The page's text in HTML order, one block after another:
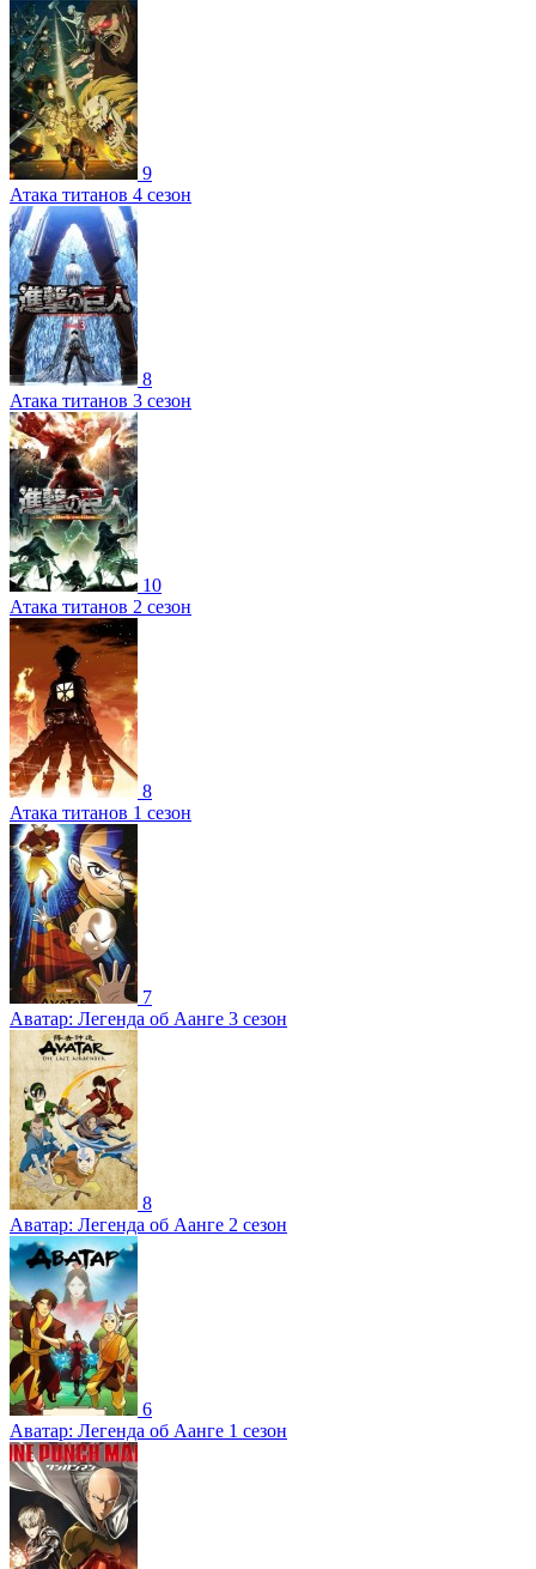
9
Атака титанов 4 сезон
8
Атака титанов 3 сезон
10
Атака титанов 2 сезон
8
Атака титанов 1 сезон
7
Аватар: Легенда об Аанге 3 сезон
8
Аватар: Легенда об Аанге 2 сезон
6
Аватар: Легенда об Аанге 1 сезон